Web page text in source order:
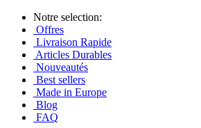
Notre selection:
Offres
Livraison Rapide
Articles Durables
Nouveautés
Best sellers
Made in Europe
Blog
FAQ